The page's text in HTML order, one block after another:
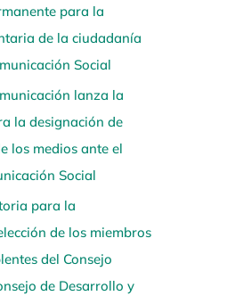
para la
de la ciudadanía
Social
lanza la
la designación de
los medios ante el
Social
para la
de los miembros
del Consejo
de Desarrollo y